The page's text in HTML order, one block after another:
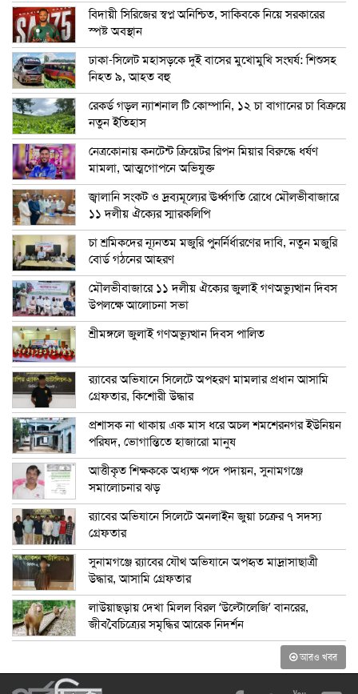
বিদায়ী সিরিজের স্বপ্ন অনিশ্চিত, সাকিবকে নিয়ে সরকারের
স্পষ্ট অবস্থান
ঢাকা-সিলেট মহাসড়কে দুই বাসের মুখোমুখি সংঘর্ষ: শিশুসহ
নিহত ৯, আহত বহু
রেকর্ড গড়ল ন্যাশনাল টি কোম্পানি, ১২ চা বাগানের চা বিক্রয়ে
নতুন ইতিহাস
নেত্রকোনায় কনটেন্ট ক্রিয়েটর রিপন মিয়ার বিরুদ্ধে ধর্ষণ
মামলা, আত্মগোপনে অভিযুক্ত
জ্বালানি সংকট ও দ্রব্যমূল্যের ঊর্ধ্বগতি রোধে মৌলভীবাজারে
১১ দলীয় ঐক্যের স্মারকলিপি
চা শ্রমিকদের ন্যূনতম মজুরি পুনর্নির্ধারণের দাবি, নতুন মজুরি
বোর্ড গঠনের আহরণ
মৌলভীবাজারে ১১ দলীয় ঐক্যের জুলাই গণঅভ্যুত্থান দিবস
উপলক্ষে আলোচনা সভা
শ্রীমঙ্গলে জুলাই গণঅভ্যুত্থান দিবস পালিত
র‍্যাবের অভিযানে সিলেটে অপহরণ মামলার প্রধান আসামি
গ্রেফতার, কিশোরী উদ্ধার
প্রশাসক না থাকায় এক মাস ধরে অচল শমশেরনগর ইউনিয়ন
পরিষদ, ভোগান্তিতে হাজারো মানুষ
আত্তীকৃত শিক্ষককে অধ্যক্ষ পদে পদায়ন, সুনামগঞ্জে
সমালোচনার ঝড়
র‍্যাবের অভিযানে সিলেটে অনলাইন জুয়া চক্রের ৭ সদস্য
গ্রেফতার
সুনামগঞ্জে র‍্যাবের যৌথ অভিযানে অপহৃত মাদ্রাসাছাত্রী
উদ্ধার, আসামি গ্রেফতার
লাউয়াছড়ায় দেখা মিলল বিরল ‘উল্টোলেজি’ বানরের,
জীববৈচিত্র্যের সমৃদ্ধির আরেক নিদর্শন
আরও খবর